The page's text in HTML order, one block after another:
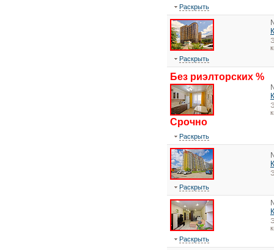
Раскрыть
Раскрыть
Без риэлторских %
Срочно
Раскрыть
Раскрыть
Раскрыть